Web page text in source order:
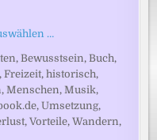
…
,Bewusstsein,Buch,
,Freizeit,historisch,
,Menschen,Musik,
,Umsetzung,
,Vorteile,Wandern,